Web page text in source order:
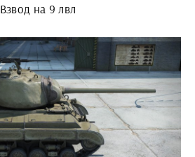
Взвод на 9 лвл